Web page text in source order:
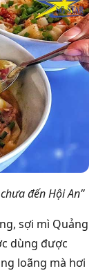
đến Hội An”
sợi mì Quảng
dùng được
loãng mà hơi